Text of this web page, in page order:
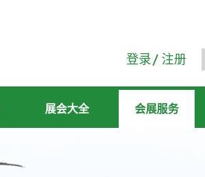
登录 注册
展会大全 会展服务